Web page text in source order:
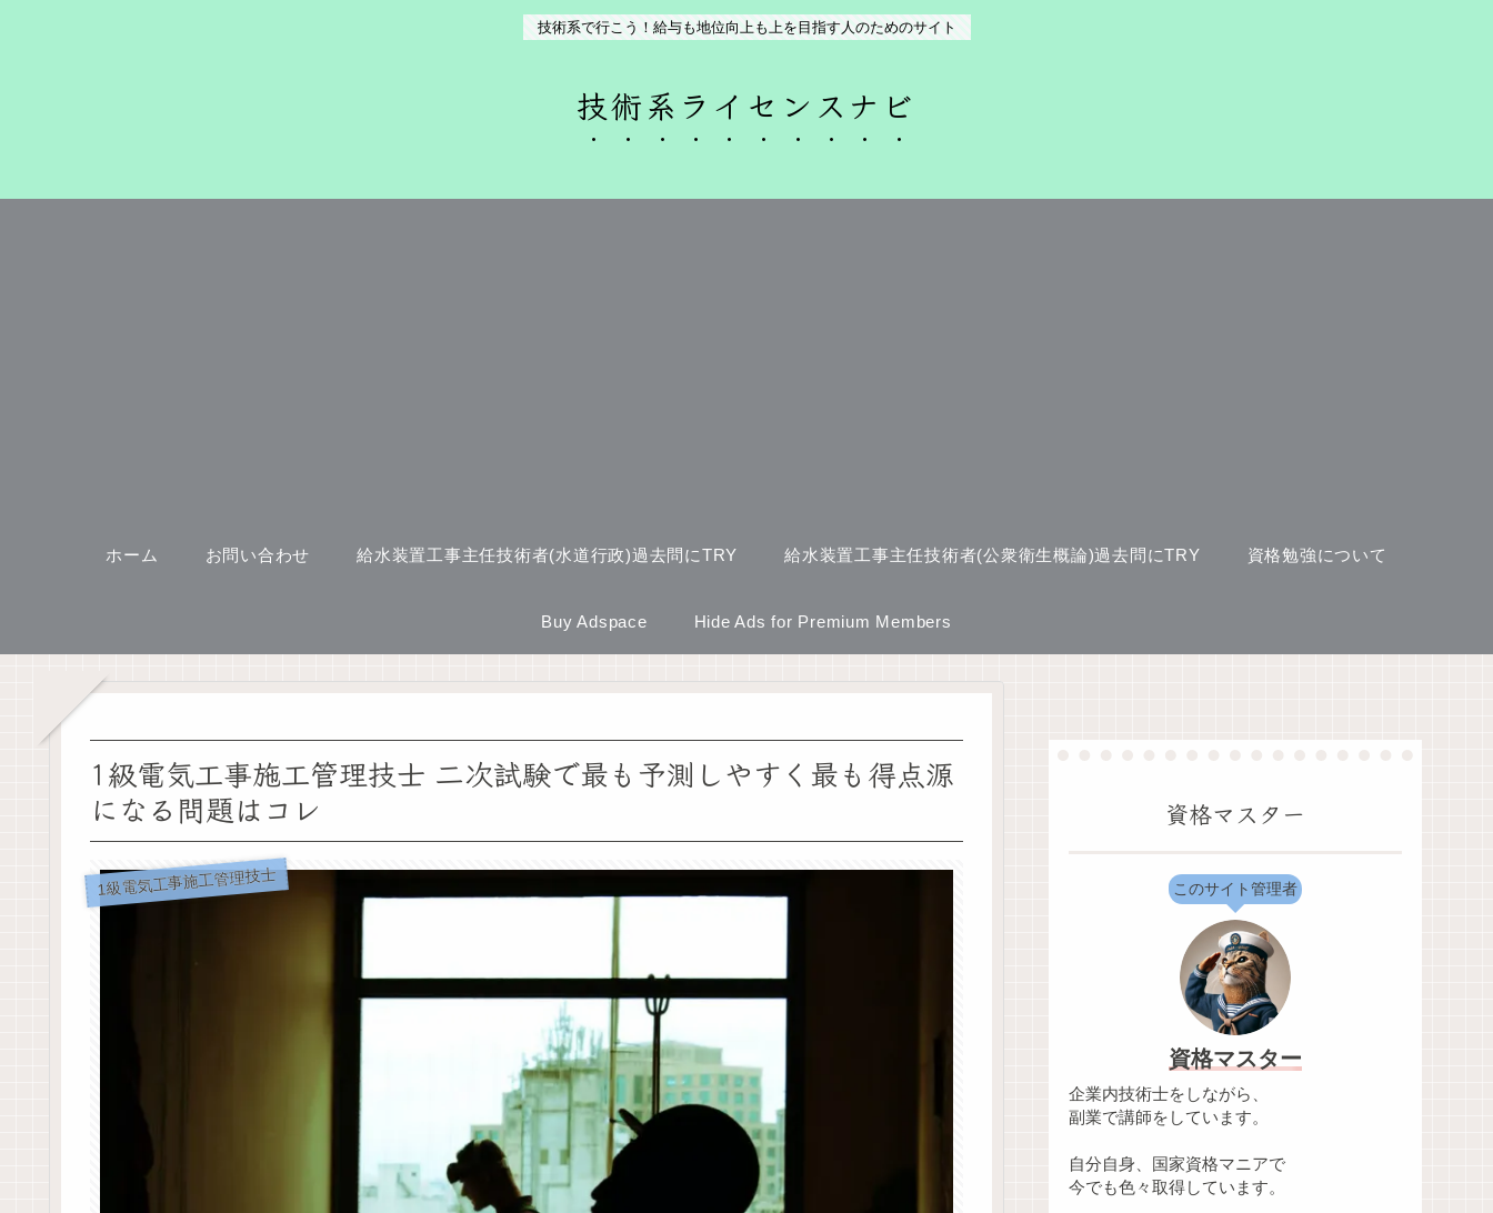
技術系で行こう！給与も地位向上も上を目指す人のためのサイト
技術系ライセンスナビ
ホーム お問い合わせ 給水装置工事主任技術者(水道行政)過去問にTRY 給水装置工事主任技術者(公衆衛生概論)過去問にTRY 資格勉強について
Buy Adspace Hide Ads for Premium Members
1級電気工事施工管理技士 二次試験で最も予測しやすく最も得点源
になる問題はコレ
1級電気工事施工管理技士
資格マスター
このサイト管理者
資格マスター
企業内技術士をしながら、
副業で講師をしています。
自分自身、国家資格マニアで
今でも色々取得しています。